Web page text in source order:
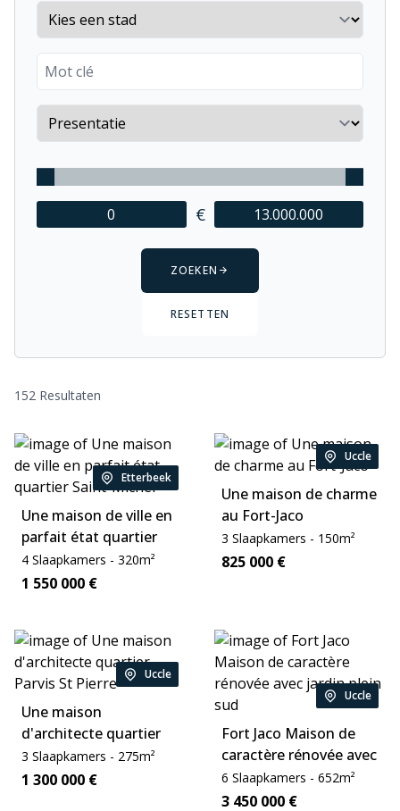
City
Keyword
Sort by
€
ZOEKEN
RESETTEN
152 Resultaten
Location:
Etterbeek
Une maison de ville en
parfait état quartier
Saint-Michel
Slaapkamers:
4 Slaapkamers - Area:
320m²
Price:
1 550 000 €
Location:
Uccle
Une maison de charme
au Fort-Jaco
Slaapkamers:
3 Slaapkamers - Area:
150m²
Price:
825 000 €
Location:
Uccle
Une maison
d'architecte quartier
Parvis St Pierre
Slaapkamers:
3 Slaapkamers - Area:
275m²
Price:
1 300 000 €
Location:
Uccle
Fort Jaco Maison de
caractère rénovée avec
jardin plein sud
Slaapkamers:
6 Slaapkamers - Area:
652m²
Price:
3 450 000 €